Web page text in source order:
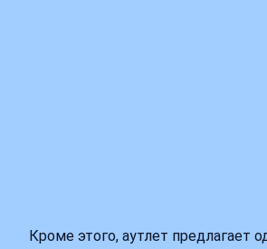
Кроме этого, аутлет предлагает